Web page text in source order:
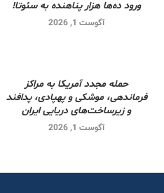
ورود ده‌ها هزار پناهنده به سئوتا!
آگوست 1, 2026
حمله مجدد آمریکا به مراکز
فرماندهی، موشکی و پهپادی، پدافند
و زیرساخت‌های دریایی ایران
آگوست 1, 2026